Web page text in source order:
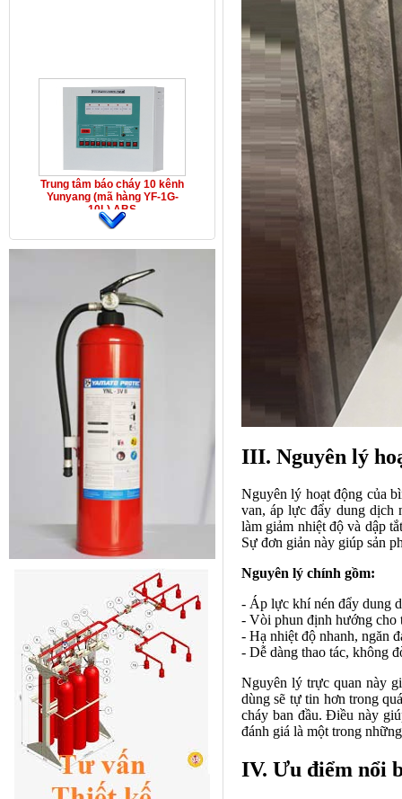
Trung tâm báo cháy 10 kênh
Yunyang (mã hàng YF-1G-
10L) ABS
III. Nguyên lý
Nguyên lý hoạt động của
van, áp lực đẩy dung dịch
làm giảm nhiệt độ và dập
Sự đơn giản này giúp sản
Nguyên lý chính gồm:
- Áp lực khí nén đẩy dung
- Vòi phun định hướng cho
- Hạ nhiệt độ nhanh, ngăn
- Dễ dàng thao tác, không
Nguyên lý trực quan này
dùng sẽ tự tin hơn trong
cháy ban đầu. Điều này
đánh giá là một trong
IV. Ưu điểm nổi